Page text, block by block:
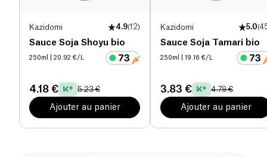
Kazidomi 4.9(12)
Sauce Soja Shoyu bio
250ml | 20.92 €/L
4.18 € 5.23 €
Ajouter au panier
Kazidomi 5.0(
Sauce Soja Tamari bio
250ml | 19.16 €/L
3.83 € 4.79 €
Ajouter au panier